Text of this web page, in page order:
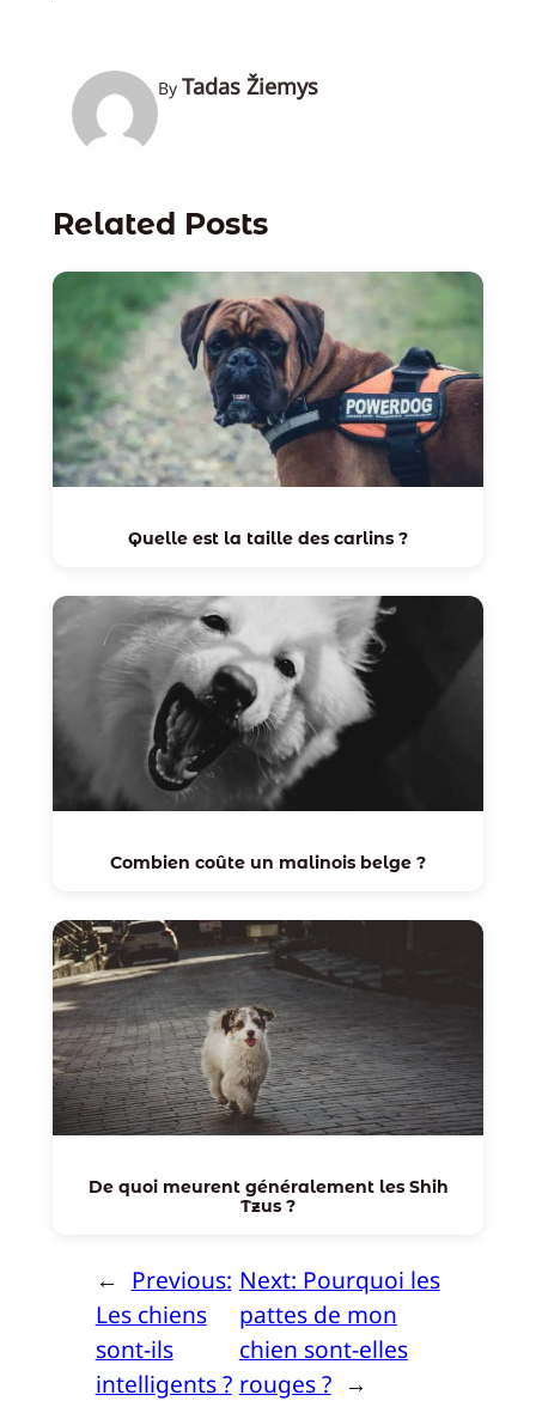
By Tadas Žiemys
Related Posts
Quelle est la taille des carlins ?
Combien coûte un malinois belge ?
De quoi meurent généralement les Shih
Tzus ?
← Previous:
Les chiens
sont-ils
intelligents ?
Next: Pourquoi les
pattes de mon
chien sont-elles
rouges ? →